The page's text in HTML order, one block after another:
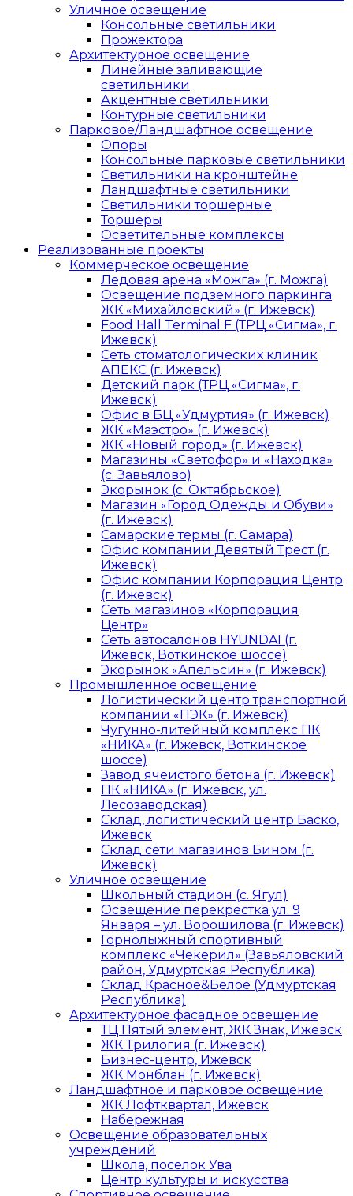
Уличное освещение
Консольные светильники
Прожектора
Архитектурное освещение
Линейные заливающие
светильники
Акцентные светильники
Контурные светильники
Парковое/Ландшафтное освещение
Опоры
Консольные парковые светильники
Светильники на кронштейне
Ландшафтные светильники
Светильники торшерные
Торшеры
Осветительные комплексы
Реализованные проекты
Коммерческое освещение
Ледовая арена «Можга» (г. Можга)
Освещение подземного паркинга
ЖК «Михайловский» (г. Ижевск)
Food Hall Terminal F (ТРЦ «Сигма», г.
Ижевск)
Сеть стоматологических клиник
АПЕКС (г. Ижевск)
Детский парк (ТРЦ «Сигма», г.
Ижевск)
Офис в БЦ «Удмуртия» (г. Ижевск)
ЖК «Маэстро» (г. Ижевск)
ЖК «Новый город» (г. Ижевск)
Магазины «Светофор» и «Находка»
(с. Завьялово)
Экорынок (с. Октябрьское)
Магазин «Город Одежды и Обуви»
(г. Ижевск)
Самарские термы (г. Самара)
Офис компании Девятый Трест (г.
Ижевск)
Офис компании Корпорация Центр
(г. Ижевск)
Сеть магазинов «Корпорация
Центр»
Сеть автосалонов HYUNDAI (г.
Ижевск, Воткинское шоссе)
Экорынок «Апельсин» (г. Ижевск)
Промышленное освещение
Логистический центр транспортной
компании «ПЭК» (г. Ижевск)
Чугунно-литейный комплекс ПК
«НИКА» (г. Ижевск, Воткинское
шоссе)
Завод ячеистого бетона (г. Ижевск)
ПК «НИКА» (г. Ижевск, ул.
Лесозаводская)
Склад, логистический центр Баско,
Ижевск
Склад сети магазинов Бином (г.
Ижевск)
Уличное освещение
Школьный стадион (с. Ягул)
Освещение перекрестка ул. 9
Января – ул. Ворошилова (г. Ижевск)
Горнолыжный спортивный
комплекс «Чекерил» (Завьяловский
район, Удмуртская Республика)
Склад Красное&Белое (Удмуртская
Республика)
Архитектурное фасадное освещение
ТЦ Пятый элемент, ЖК Знак, Ижевск
ЖК Трилогия (г. Ижевск)
Бизнес-центр, Ижевск
ЖК Монблан (г. Ижевск)
Ландшафтное и парковое освещение
ЖК Лофтквартал, Ижевск
Набережная
Освещение образовательных
учреждений
Школа, поселок Ува
Центр культуры и искусства